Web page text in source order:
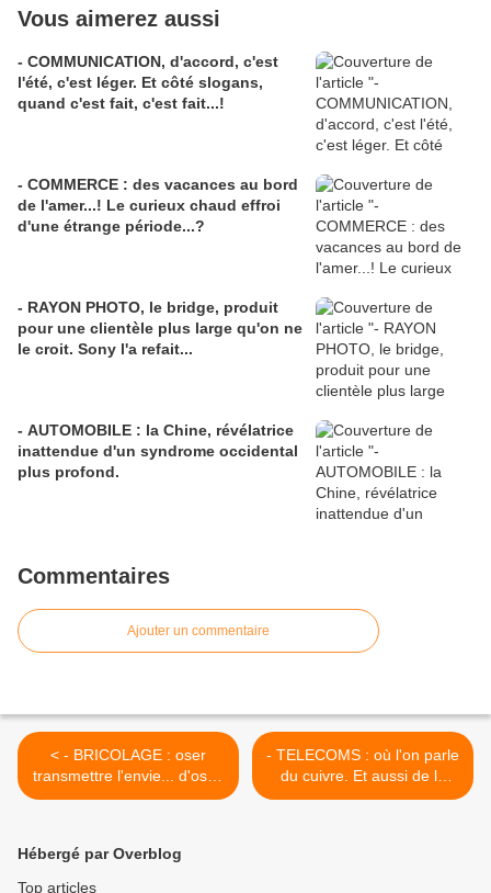
Vous aimerez aussi
- COMMUNICATION, d'accord, c'est
l'été, c'est léger. Et côté slogans,
quand c'est fait, c'est fait...!
- COMMERCE : des vacances au bord
de l'amer...! Le curieux chaud effroi
d'une étrange période...?
- RAYON PHOTO, le bridge, produit
pour une clientèle plus large qu'on ne
le croit. Sony l'a refait...
- AUTOMOBILE : la Chine, révélatrice
inattendue d'un syndrome occidental
plus profond.
Commentaires
Ajouter un commentaire
< - BRICOLAGE : oser
transmettre l'envie... d'oser.
Leroy-Merlin lance son
- TELECOMS : où l'on parle
du cuivre. Et aussi de la
fibre. Et encore des "G",
Hébergé par Overblog
Top articles